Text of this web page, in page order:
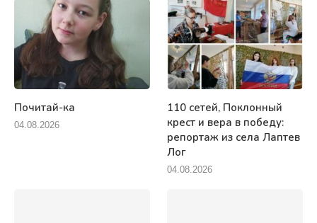
Почитай-ка
04.08.2026
110 сетей, Поклонный
крест и вера в победу:
репортаж из села Лаптев
Лог
04.08.2026